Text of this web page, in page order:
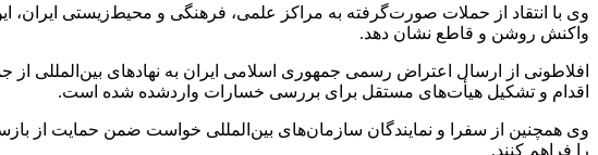
وی با انتقاد از حملات صورت‌گرفته به مراکز علمی، فرهنگی و محیط‌زیستی ایران،
واکنش روشن و قاطع نشان دهد.
اقدام و تشکیل هیأت‌های مستقل برای بررسی خسارات واردشده شده است.
وی همچنین از سفرا و نمایندگان سازمان‌های بین‌المللی خواست ضمن حمایت از
را فراهم کنند.